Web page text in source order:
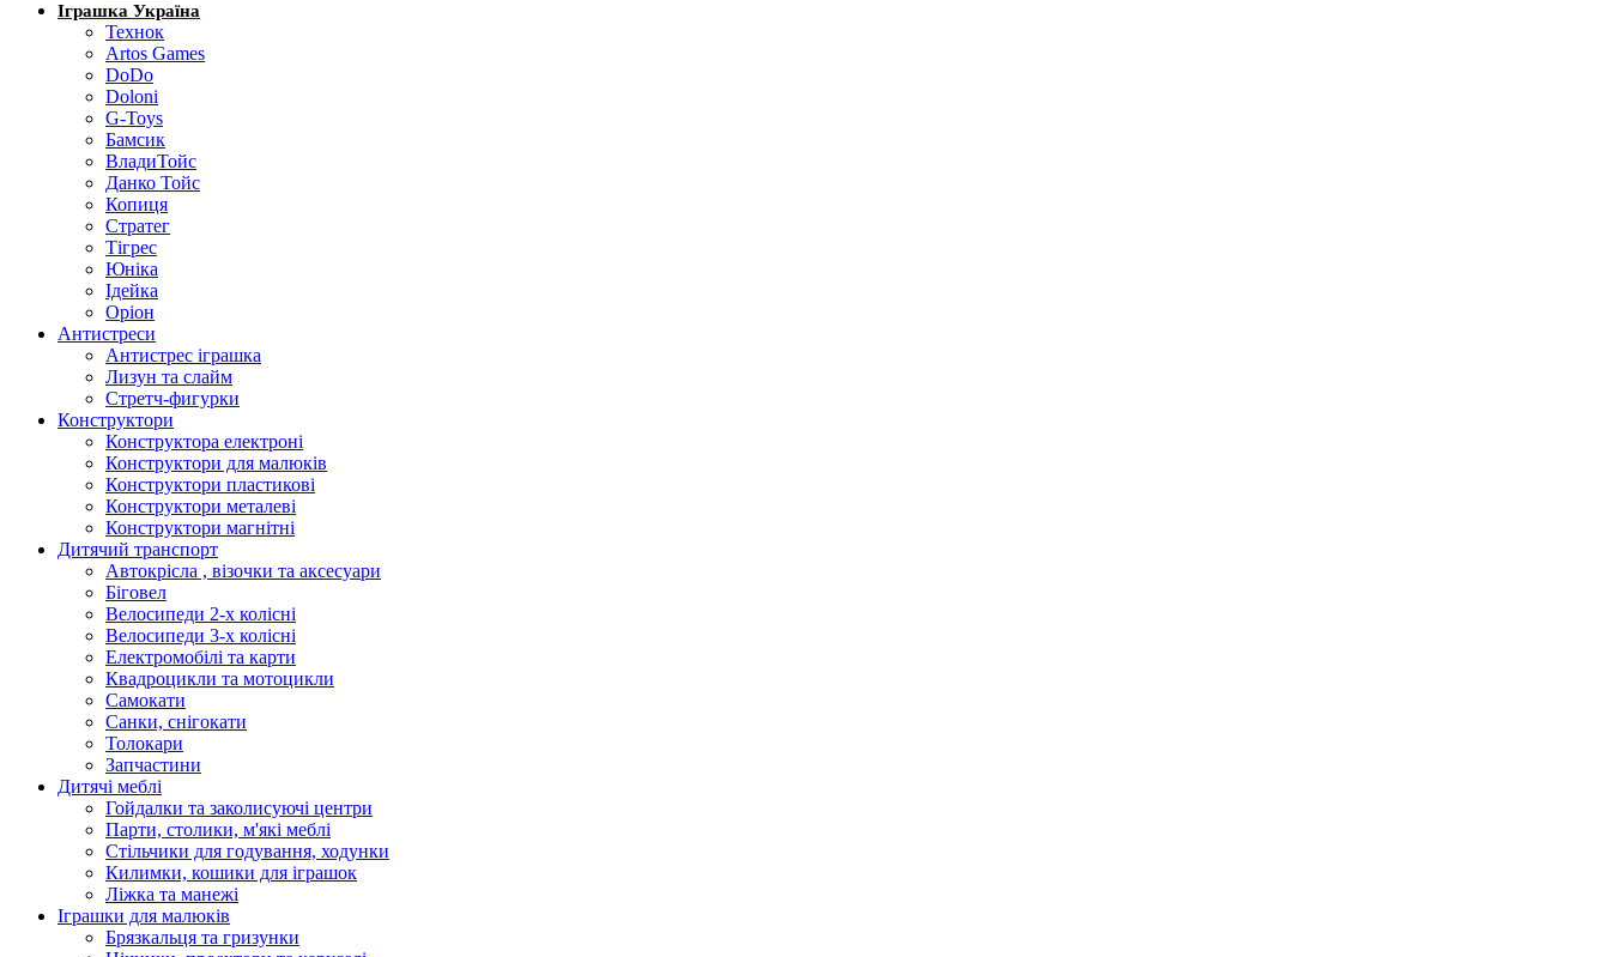
Іграшка Україна
Технок
Artos Games
DoDo
Doloni
G-Toys
Бамсик
ВладиТойс
Данко Тойс
Копиця
Стратег
Тігрес
Юніка
Ідейка
Оріон
Антистреси
Антистрес іграшка
Лизун та слайм
Стретч-фигурки
Конструктори
Конструктора електроні
Конструктори для малюків
Конструктори пластикові
Конструктори металеві
Конструктори магнітні
Дитячий транспорт
Автокрісла , візочки та аксесуари
Біговел
Велосипеди 2-х колісні
Велосипеди 3-х колісні
Електромобілі та карти
Квадроцикли та мотоцикли
Самокати
Санки, снігокати
Толокари
Запчастини
Дитячі меблі
Гойдалки та заколисуючі центри
Парти, столики, м'які меблі
Стільчики для годування, ходунки
Килимки, кошики для іграшок
Ліжка та манежі
Іграшки для малюків
Брязкальця та гризунки